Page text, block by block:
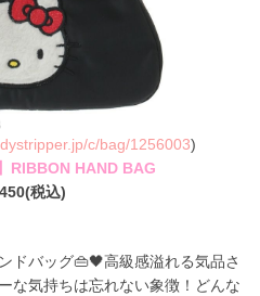
c/bag/1256003)
RIBBON HAND BAG
税込)
ドバッグ👜🖤高級感溢れる気品さ
な気持ちは忘れない象徴！どんな